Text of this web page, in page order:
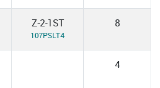
Z-2-1ST
107PSLT4
8
4